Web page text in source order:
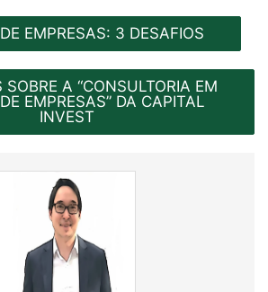
EMPRESAS: 3 DESAFIOS
A “CONSULTORIA EM
EMPRESAS” DA CAPITAL
INVEST